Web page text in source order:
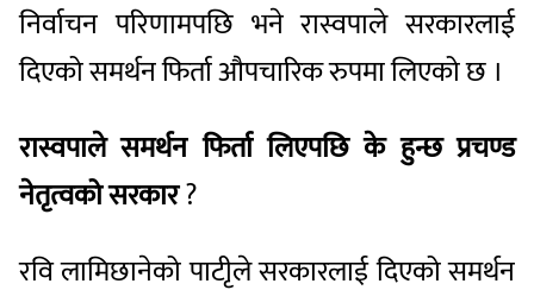
निर्वाचन परिणामपछि भने रास्वपाले सरकारलाई
दिएको समर्थन फिर्ता औपचारिक रुपमा लिएको छ ।
रास्वपाले समर्थन फिर्ता लिएपछि के हुन्छ प्रचण्ड
नेतृत्वको सरकार?
रवि लामिछानेको पाटीृले सरकारलाई दिएको समर्थन